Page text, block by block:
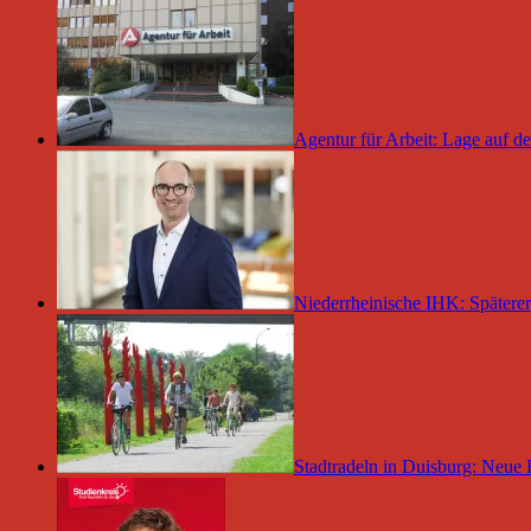
Agentur für Arbeit: Lage auf
Niederrheinische IHK:
Stadtradeln in Duisburg: